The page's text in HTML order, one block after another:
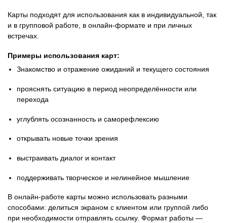
Карты подходят для использования как в индивидуальной, так
и в групповой работе, в онлайн-формате и при личных
встречах.
Примеры использования карт:
Знакомство и отражение ожиданий и текущего состояния
прояснять ситуацию в период неопределённости или
перехода
углублять осознанность и саморефлексию
открывать новые точки зрения
выстраивать диалог и контакт
поддерживать творческое и нелинейное мышление
В онлайн-работе карты можно использовать разными
способами: делиться экраном с клиентом или группой либо
при необходимости отправлять ссылку. Формат работы —